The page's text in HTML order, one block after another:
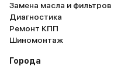
Замена масла и фильтров
Диагностика
Ремонт КПП
Шиномонтаж
Города